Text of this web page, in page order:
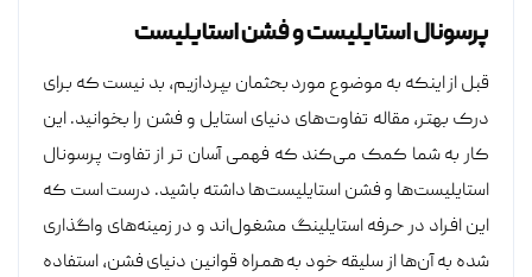
پرسونال استایلیست و فشن استایلیست
قبل از اینکه به موضوع مورد بحثمان بپردازیم، بد نیست که برای
درک بهتر، مقاله‌ تفاوت‌های دنیای استایل و فشن را بخوانید. این
کار به شما کمک می‌کند که فهمی آسان تر از تفاوت پرسونال
استایلیست‌ها و فشن استایلیست‌ها داشته باشید. درست است که
این افراد در حرفه استایلینگ مشغول‌اند و در زمینه‌های واگذاری
شده به آن‌ها از سلیقه خود به همراه قوانین دنیای فشن، استفاده